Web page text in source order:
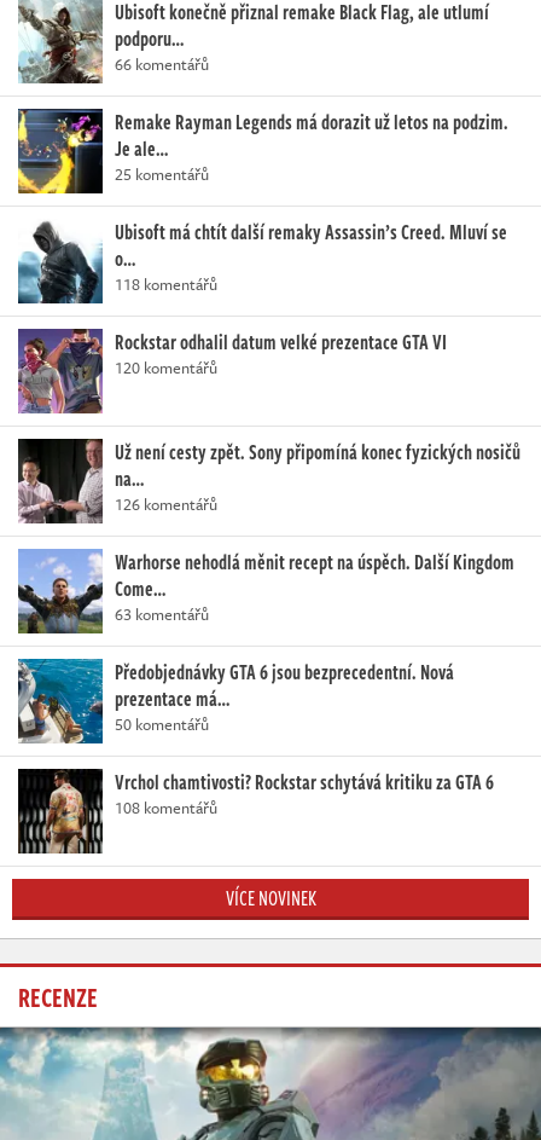
Ubisoft konečně přiznal remake Black Flag, ale utlumí
podporu…
66 komentářů
Remake Rayman Legends má dorazit už letos na podzim.
Je ale…
25 komentářů
Ubisoft má chtít další remaky Assassin’s Creed. Mluví se
o…
118 komentářů
Rockstar odhalil datum velké prezentace GTA VI
120 komentářů
Už není cesty zpět. Sony připomíná konec fyzických nosičů
na…
126 komentářů
Warhorse nehodlá měnit recept na úspěch. Další Kingdom
Come…
63 komentářů
Předobjednávky GTA 6 jsou bezprecedentní. Nová
prezentace má…
50 komentářů
Vrchol chamtivosti? Rockstar schytává kritiku za GTA 6
108 komentářů
VÍCE NOVINEK
RECENZE